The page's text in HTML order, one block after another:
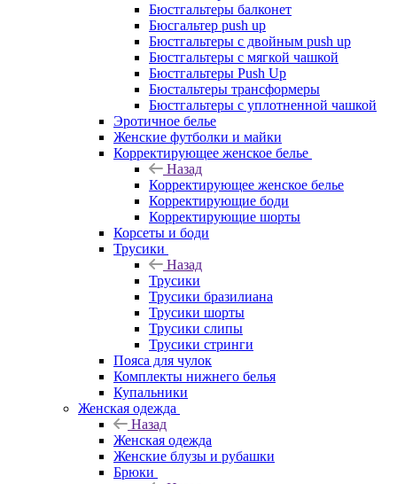
Бюстгальтеры балконет
Бюсгальтер push up
Бюстгальтеры с двойным push up
Бюстгальтеры с мягкой чашкой
Бюстгальтеры Push Up
Бюстальтеры трансформеры
Бюстгальтеры с уплотненной чашкой
Эротичное белье
Женские футболки и майки
Корректирующее женское белье
Назад
Корректирующее женское белье
Корректирующие боди
Корректирующие шорты
Корсеты и боди
Трусики
Назад
Трусики
Трусики бразилиана
Трусики шорты
Трусики слипы
Трусики стринги
Пояса для чулок
Комплекты нижнего белья
Купальники
Женская одежда
Назад
Женская одежда
Женские блузы и рубашки
Брюки